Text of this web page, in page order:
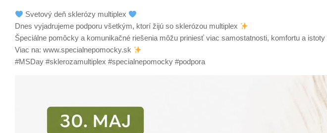
Svetový deň sklerózy multiplex
Dnes vyjadrujeme podporu všetkým, ktorí žijú so sklerózou multiplex
Špeciálne pomôcky a komunikačné riešenia môžu priniesť viac samostatnosti, komfortu a
Viac na: www.specialnepomocky.sk
#MSDay #sklerozamultiplex #specialnepomocky #podpora